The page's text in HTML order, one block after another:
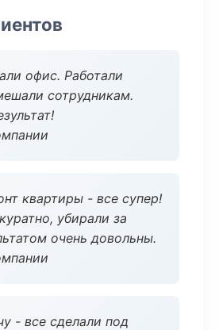
офис. Работали
сотрудникам.
квартиры - все супер!
убирали за
очень довольны.
- все сделали под